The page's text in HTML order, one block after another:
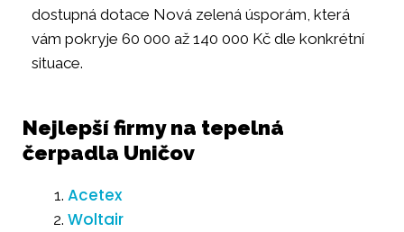
dostupná dotace Nová zelená úsporám, která
vám pokryje 60 000 až 140 000 Kč dle konkrétní
situace.
Nejlepší firmy na tepelná
čerpadla Uničov
Acetex
Woltair